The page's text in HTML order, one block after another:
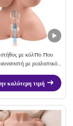
με κόλπο που
με ρεαλιστικό
καλύτερη τιμή